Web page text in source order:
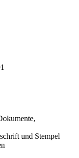
und Stempel